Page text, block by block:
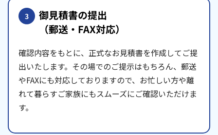
3 御見積書の提出
（郵送・FAX対応）
確認内容をもとに、正式なお見積書を作成してご提
出いたします。その場でのご提示はもちろん、郵送
やFAXにも対応しておりますので、お忙しい方や離
れて暮らすご家族にもスムーズにご確認いただけま
す。